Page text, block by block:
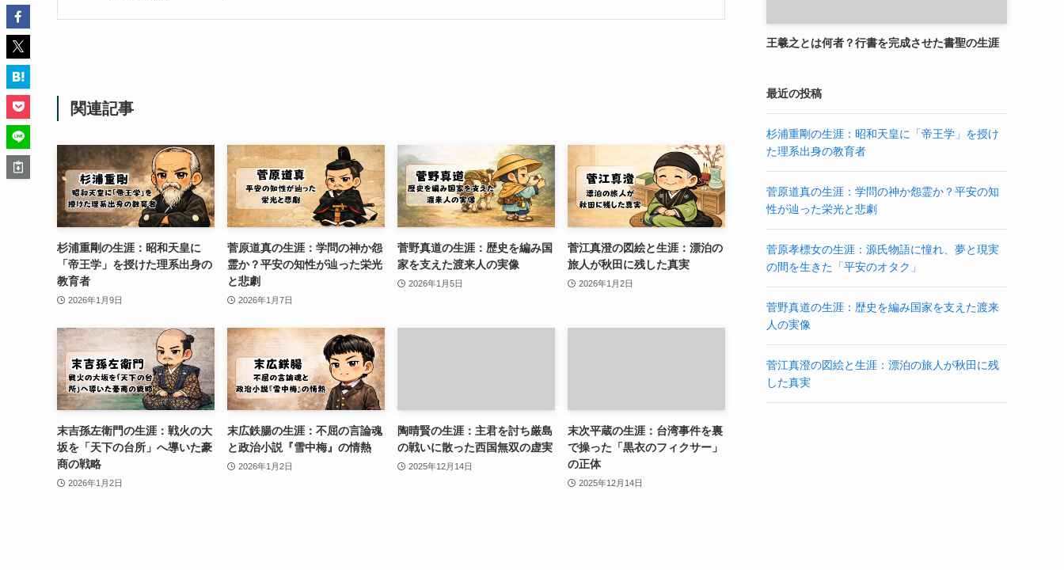
関連記事
杉浦重剛の生涯：昭和天皇に
「帝王学」を授けた理系出身の
教育者
2026年1月9日
菅原道真の生涯：学問の神か怨
霊か？平安の知性が辿った栄光
と悲劇
2026年1月7日
菅野真道の生涯：歴史を編み国
家を支えた渡来人の実像
2026年1月5日
菅江真澄の図絵と生涯：漂泊の
旅人が秋田に残した真実
2026年1月2日
末吉孫左衛門の生涯：戦火の大
坂を「天下の台所」へ導いた豪
商の戦略
2026年1月2日
末広鉄腸の生涯：不屈の言論魂
と政治小説『雪中梅』の情熱
2026年1月2日
陶晴賢の生涯：主君を討ち厳島
の戦いに散った西国無双の虚実
2025年12月14日
末次平蔵の生涯：台湾事件を裏
で操った「黒衣のフィクサー」
の正体
2025年12月14日
王羲之とは何者？行書を完成させた書聖の生涯
最近の投稿
杉浦重剛の生涯：昭和天皇に「帝王学」を授け
た理系出身の教育者
菅原道真の生涯：学問の神か怨霊か？平安の知
性が辿った栄光と悲劇
菅原孝標女の生涯：源氏物語に憧れ、夢と現実
の間を生きた「平安のオタク」
菅野真道の生涯：歴史を編み国家を支えた渡来
人の実像
菅江真澄の図絵と生涯：漂泊の旅人が秋田に残
した真実